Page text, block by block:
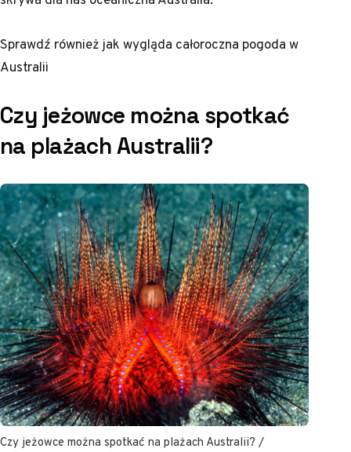
Sprawdź również jak wygląda całoroczna pogoda w
Australii
Czy jeżowce można spotkać
na plażach Australii?
Czy jeżowce można spotkać na plażach Australii? /